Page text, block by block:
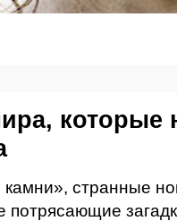
которые
странные
потрясающие